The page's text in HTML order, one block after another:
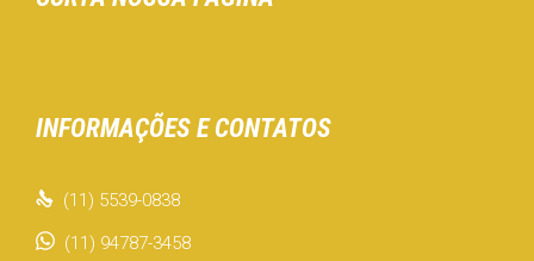
INFORMAÇÕES E CONTATOS
 (11) 5539-0838
(11) 94787-3458